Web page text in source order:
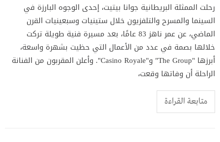
رحلت الممثلة البريطانية جوانا بيتيت، إحدى الوجوه البارزة في
السينما والمسرح والتلفزيون خلال ستينيات وسبعينيات القرن
الماضي، عن عمر ناهز 83 عامًا، بعد مسيرة فنية طويلة تركت
خلالها بصمة في عدد من الأعمال التي حظيت بشهرة واسعة،
أبرزها "The Group" و"Casino Royale". وأعلن المقربون من الفنانة
الراحلة أن وفاتها وقعت،
متابعة القراءة